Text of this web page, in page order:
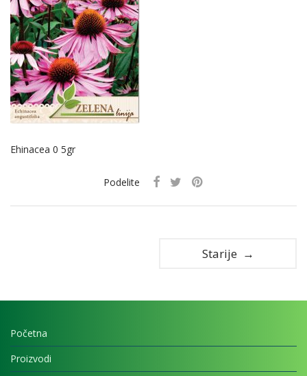
Ehinacea 0 5gr
Podelite
Starije →
Početna
Proizvodi